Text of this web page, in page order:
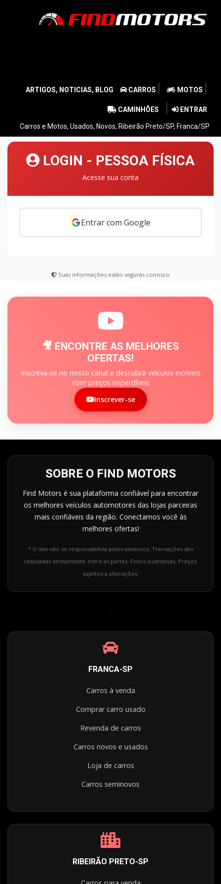
ARTIGOS, NOTICIAS, BLOG CARROS | MOTOS |
CAMINHÕES | ENTRAR
Carros e Motos, Usados, Novos, Ribeirão Preto/SP, Franca/SP
LOGIN - PESSOA FÍSICA
Acesse sua conta
Entrar com Google
Suas informações estão seguras conosco
🎥 ENCONTRE AS MELHORES
OFERTAS!
Inscreva-se no nosso canal e descubra veículos incríveis
com preços imperdíveis
Inscrever-se
SOBRE O FIND MOTORS
Find Motors é sua plataforma confiável para encontrar
os melhores veículos automotores das lojas parceiras
mais confiáveis da região. Conectamos você às
melhores ofertas!
* O site não se responsabiliza pelos anúncios. Transações são
realizadas diretamente entre as partes. Fotos ilustrativas. Preços
sujeitos a alterações.
FRANCA-SP
Carros à venda
Comprar carro usado
Revenda de carros
Carros novos e usados
Loja de carros
Carros seminovos
RIBEIRÃO PRETO-SP